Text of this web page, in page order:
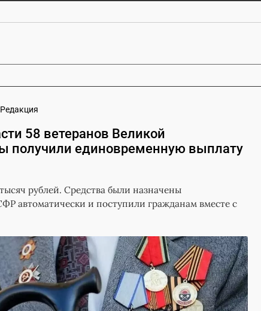
Редакция
58 ветеранов Великой
получили единовременную выплату
рублей. Средства были назначены
автоматически и поступили гражданам вместе с